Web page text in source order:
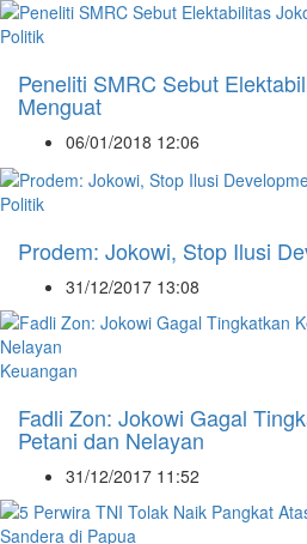
Politik
Peneliti SMRC Sebut
Menguat
06/01/2018 12:06
Politik
Prodem: Jokowi, Stop Ilusi
31/12/2017 13:08
Keuangan
Fadli Zon: Jokowi Gagal
Petani dan Nelayan
31/12/2017 11:52